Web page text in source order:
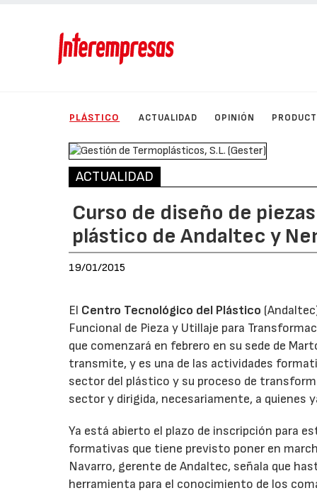
PLÁSTICO ACTUALIDAD OPINIÓN
ACTUALIDAD
Curso de diseño de
plástico de Andaltec y
19/01/2015
El Centro Tecnológico del Plástico
Funcional de Pieza y Utillaje para
que comenzará en febrero en su sede de
transmite, y es una de las actividades
sector del plástico y su proceso de
sector y dirigida, necesariamente, a quienes
Ya está abierto el plazo de inscripción para
formativas que tiene previsto poner en
Navarro, gerente de Andaltec, señala que
herramienta para el conocimiento de los